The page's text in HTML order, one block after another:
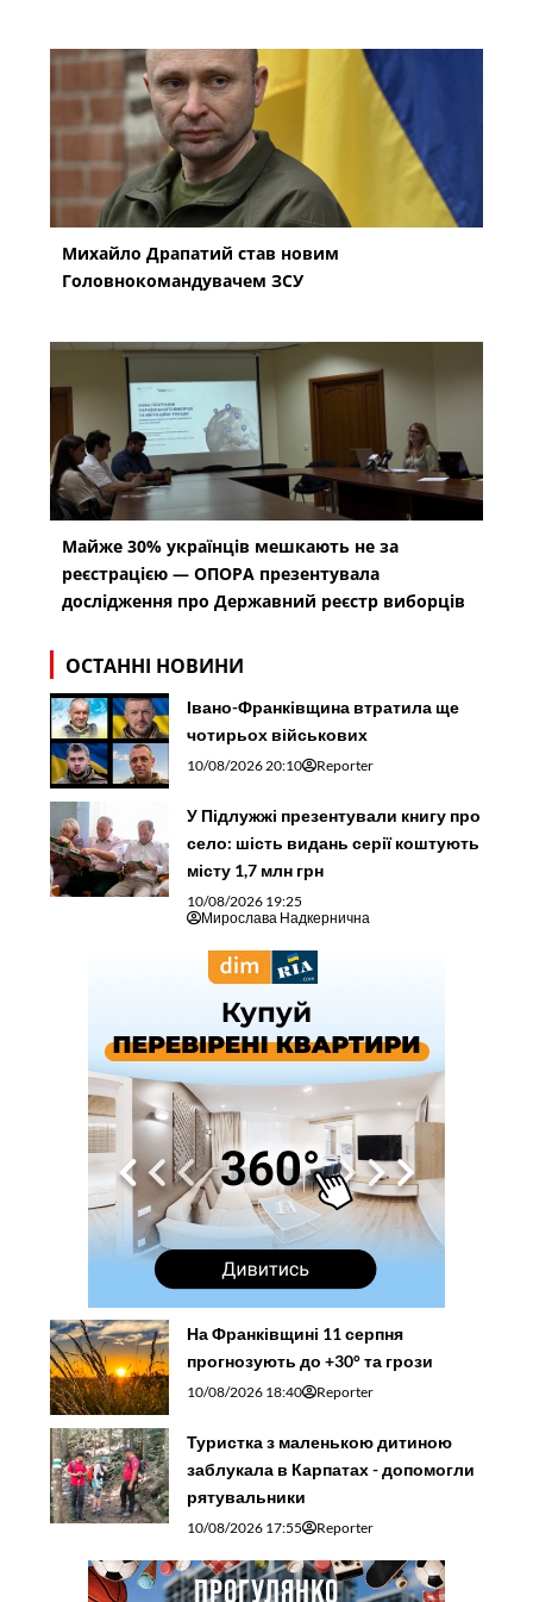
Михайло Драпатий став новим
Головнокомандувачем ЗСУ
Майже 30% українців мешкають не за
реєстрацією — ОПОРА презентувала
дослідження про Державний реєстр виборців
ОСТАННІ НОВИНИ
Івано-Франківщина втратила ще
чотирьох військових
10/08/2026 20:10 Reporter
У Підлужжі презентували книгу про
село: шість видань серії коштують
місту 1,7 млн грн
10/08/2026 19:25
Мирослава Надкернична
На Франківщині 11 серпня
прогнозують до +30° та грози
10/08/2026 18:40 Reporter
Туристка з маленькою дитиною
заблукала в Карпатах - допомогли
рятувальники
10/08/2026 17:55 Reporter